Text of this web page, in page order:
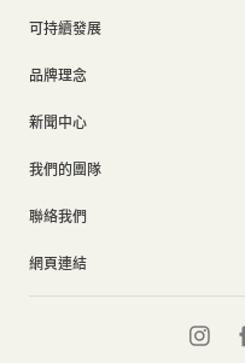
物業相關業務
獎項及榮譽
證券變動報表
過去主要發展項目
集團政策
可持續發展
品牌理念
新聞中心
集團消息
我們的團隊
聯絡我們
網頁連結